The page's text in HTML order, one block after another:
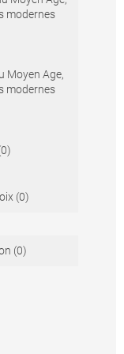
modernes
Moyen Age,
modernes
(0)
(0)